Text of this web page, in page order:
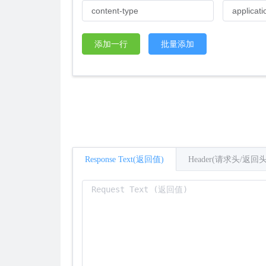
添加一行 批量添加
Response Text(返回值) Header(请求头/返回